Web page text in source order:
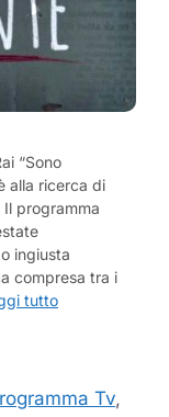
“Sono
alla ricerca di
programma
ingiusta
compresa tra i
tutto
Tv,